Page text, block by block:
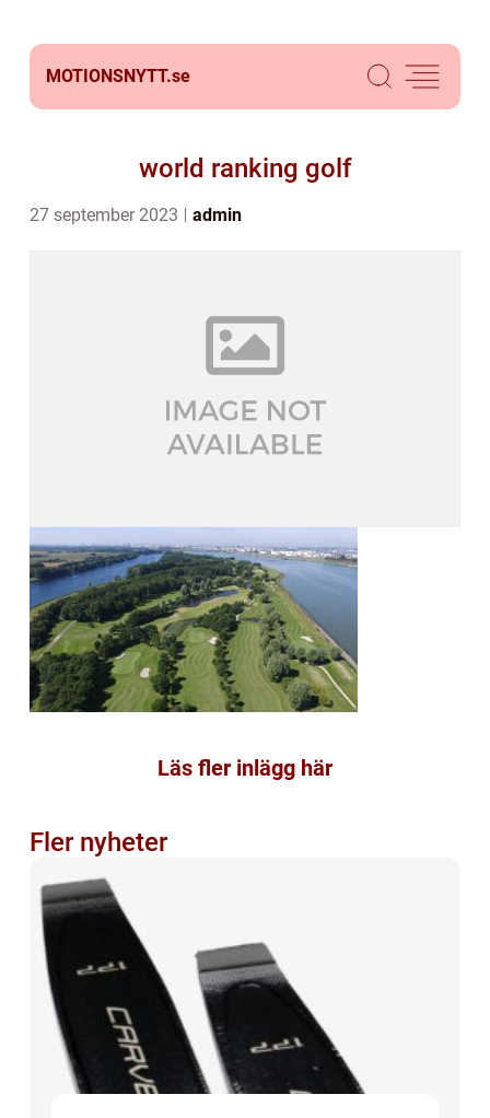
MOTIONSNYTT.se
world ranking golf
27 september 2023 admin
Läs fler inlägg här
Fler nyheter